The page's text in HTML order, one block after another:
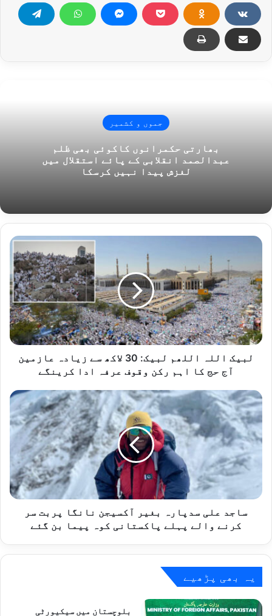
جموں و کشمیر
بھارتی حکمرانوں کاکوئی بھی ظلم
عبدالصمد انقلابی کے پائے استقلال میں
لغزش پیدا نہیں کرسکا
لبیک
لبیک:
30
لاکھ
سے
زیادہ
عازمین
اہم
رکن
وقوف
عرفہ
ادا
کرینگے
لبیک اللہ اللھم لبیک: 30 لاکھ سے زیادہ عازمین
آج حج کا اہم رکن وقوف عرفہ ادا کرینگے
ساجد
علی
سدپارہ
بغیر
آکسیجن
نانگا
پربت
سر
کرنے
گئے
ساجد علی سدپارہ بغیر آکسیجن نانگا پربت سر
کرنے والے پہلے پاکستانی کوہ پیما بن گئے
یہ بھی پڑھیے
بلوچستان میں سیکیورٹی